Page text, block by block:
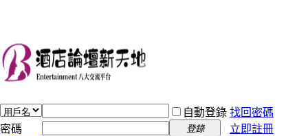
自動登錄 找回密碼
密碼
登錄
立即註冊